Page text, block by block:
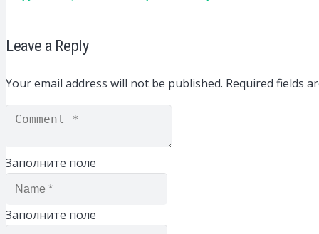
Leave a Reply
Your email address will not be published. Required fields
Заполните поле
Заполните поле